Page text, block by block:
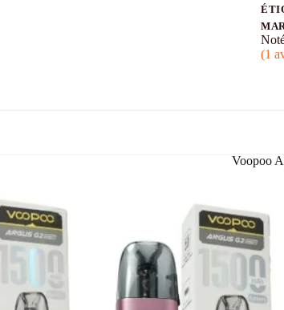
(1
Voopoo